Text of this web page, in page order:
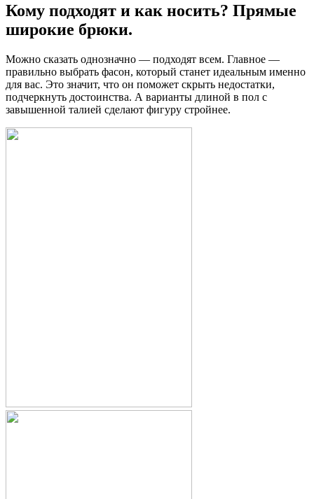
Кому подходят и как носить? Прямые
широкие брюки.
Можно сказать однозначно — подходят всем. Главное —
правильно выбрать фасон, который станет идеальным именно
для вас. Это значит, что он поможет скрыть недостатки,
подчеркнуть достоинства. А варианты длиной в пол с
завышенной талией сделают фигуру стройнее.